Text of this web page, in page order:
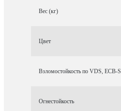
Вес (кг)
Цвет
Взломостойкость по VDS, ECB-S
Огнестойкость